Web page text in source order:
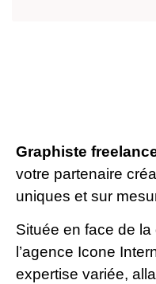
Graphiste
votre partenaire
uniques et sur
Située en face de
l’agence Icone
expertise variée,